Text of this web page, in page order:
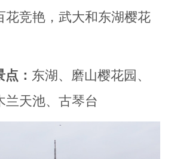
花竞艳，武大和东湖樱花
： 东湖、磨山樱花园、
兰天池、古琴台